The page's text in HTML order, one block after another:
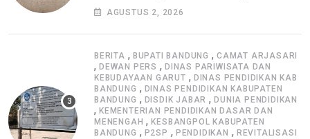
Pengawasan K3
AGUSTUS 2, 2026
BERITA , BUPATI BANDUNG ,CAMAT ARJASARI
, DEWAN PERS , DINAS PARIWISATA DAN
KEBUDAYAAN GARUT , DINAS PENDIDIKAN KAB
BANDUNG , DINAS PENDIDIKAN KABUPATEN
BANDUNG , DISDIK JABAR ,DUNIA PENDIDIKAN
, KEMENTERIAN PENDIDIKAN DASAR DAN
MENENGAH ,KESBANGPOL KABUPATEN
BANDUNG , P2SP , PENDIDIKAN , REVITALISASI